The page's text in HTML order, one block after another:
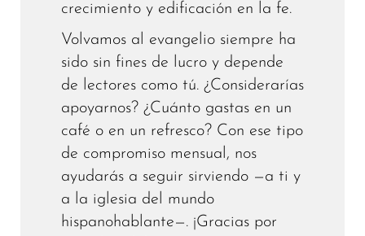
crecimiento y edificación en la fe.
Volvamos al evangelio siempre ha
sido sin fines de lucro y depende
de lectores como tú. ¿Considerarías
apoyarnos? ¿Cuánto gastas en un
café o en un refresco? Con ese tipo
de compromiso mensual, nos
ayudarás a seguir sirviendo —a ti y
a la iglesia del mundo
hispanohablante—. ¡Gracias por